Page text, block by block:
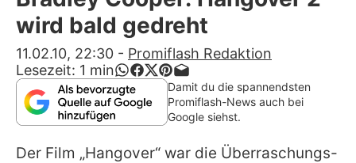
Alle Themen auf Promiflash
App runterladen
Team
Redaktionelle Richtlinien
wird bald gedreht
11.02.10, 22:30 - Promiflash Redaktion
Lesezeit: 1 min
Damit du die spannendsten
Promiflash-News auch bei
Google siehst.
Der Film „Hangover“ war die Überraschungs-